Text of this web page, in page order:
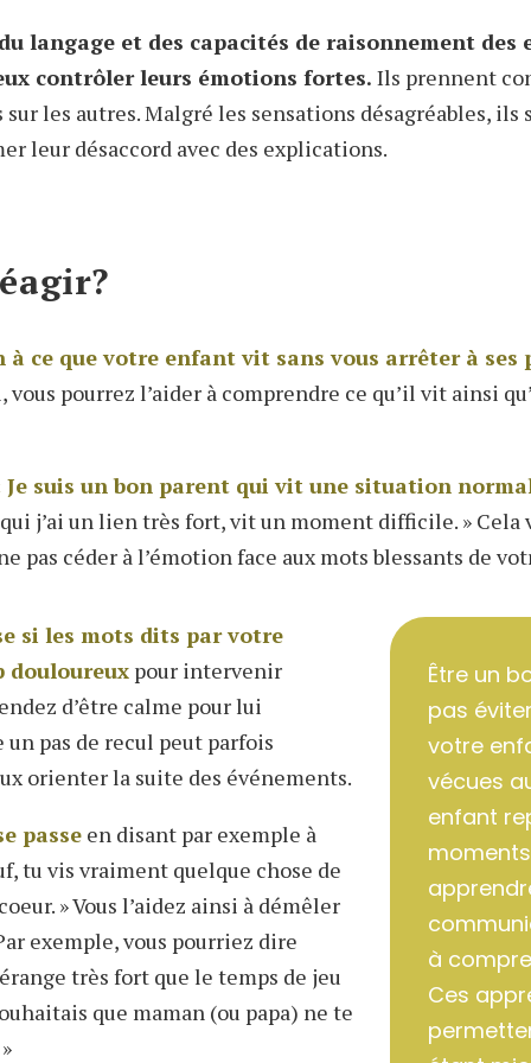
langage et des capacités de raisonnement des
contrôler leurs émotions fortes. Ils prennent
les autres. Malgré les sensations désagréables, ils
leur désaccord avec des explications.
ce que votre enfant vit sans vous arrêter à ses
pourrez l’aider à comprendre ce qu’il vit ainsi
Je suis un bon parent qui vit une situation
j’ai un lien très fort, vit un moment difficile. » Cela
pas céder à l’émotion face aux mots blessants de
Être un
pas
votre
vécues
enfant
à
Ces
si les mots dits par votre
pour intervenir
d’être calme pour lui
pas de recul peut parfois
orienter la suite des événements.
passe en disant par exemple à
tu vis vraiment quelque chose de
» Vous l’aidez ainsi à démêler
exemple, vous pourriez dire
très fort que le temps de jeu
que maman (ou papa) ne te